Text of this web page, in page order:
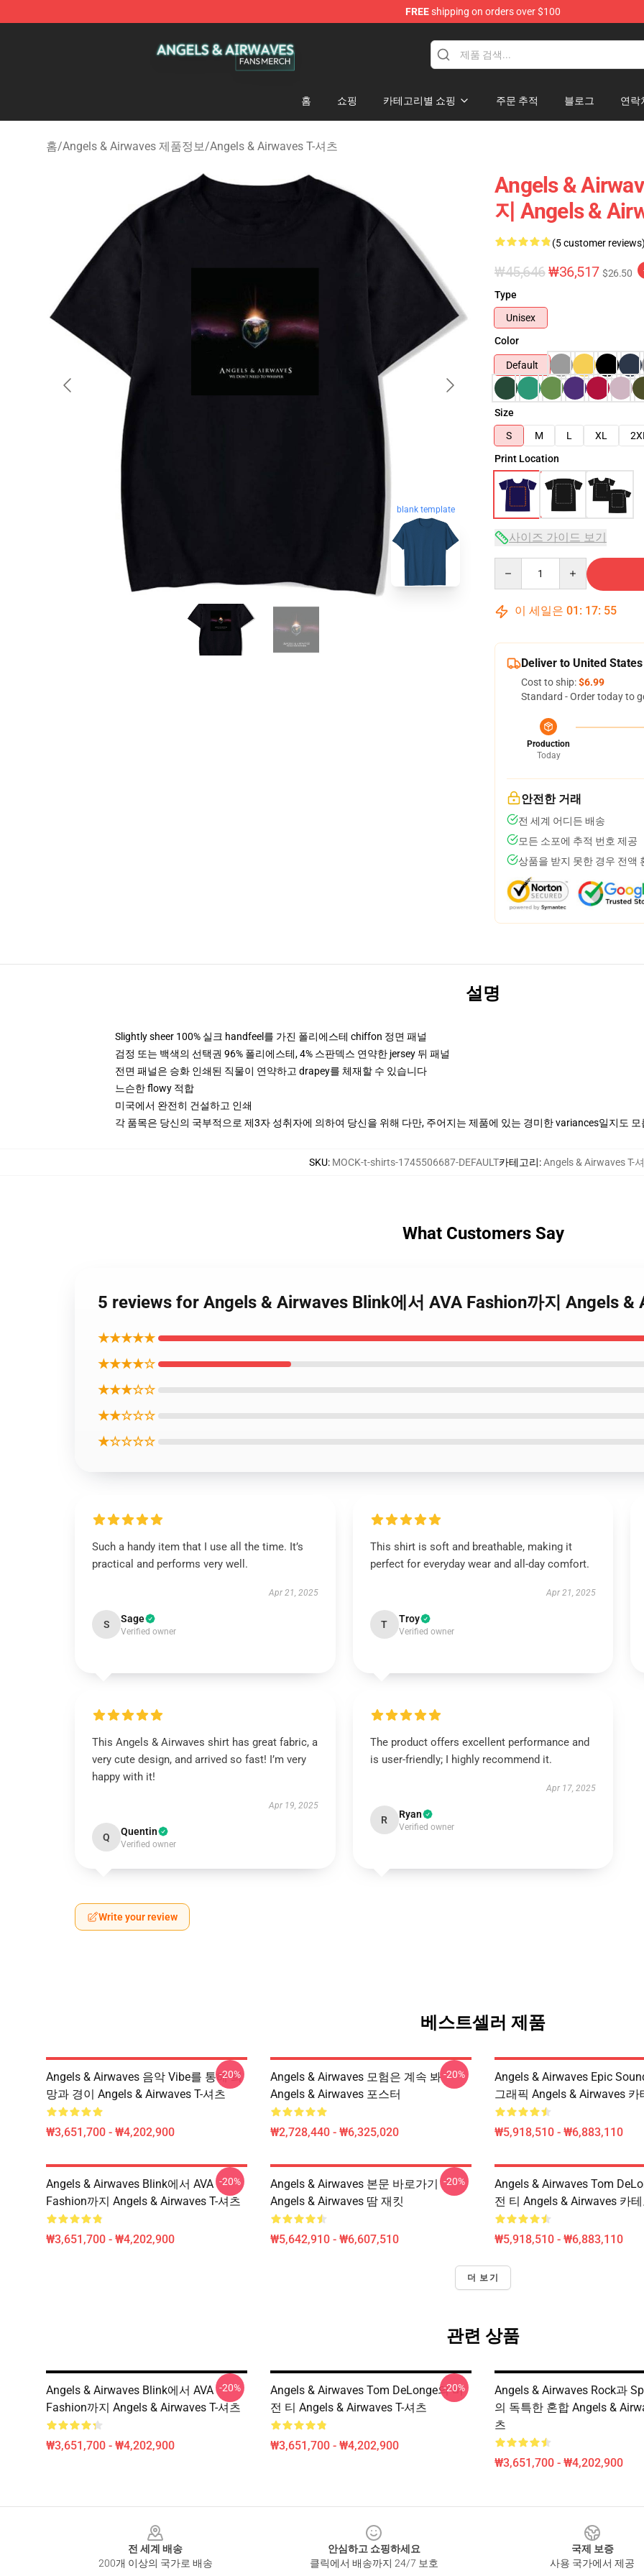
FREEshipping on orders over $100
홈 쇼핑 카테고리별 쇼핑 주문 추적 블로그 연락
홈/Angels & Airwaves 제품정보/Angels & Airwaves T-셔츠
blank template
Angels &
지 Angels &
(5 customer reviews)
₩45,646₩36,517 $26.50
Type
Unisex
Color
Default
Size
S
M L XL 2XL
Print Location
사이즈 가이드 보기
이 세일은 01 : 17: 54
Deliver to United States
Cost to ship:$6.99
Standard - Order today to
Production
Today
안전한 거래
전 세계 어디든 배송
모든 소포에 추적 번호 제공
상품을 받지 못한 경우 전액
설명
Slightly sheer 100% 실크 handfeel를 가진 폴리에스테 chiffon 정면 패널
검정 또는 백색의 선택권 96% 폴리에스테, 4% 스판덱스 연약한 jersey 뒤 패널
전면 패널은 승화 인쇄된 직물이 연약하고 drapey를 체재할 수 있습니다
느슨한 flowy 적합
미국에서 완전히 건설하고 인쇄
각 품목은 당신의 국부적으로 제3자 성취자에 의하여 당신을 위해 다만, 주어지는 제품에 있는 경미한 variances일지도
SKU: MOCK-t-shirts-1745506687-DEFAULT카테고리:Angels & Airwaves T-
What Customers Say
5 reviews for Angels & Airwaves Blink에서 AVA Fashion까지 Angels &
★★★★★
★★★★☆
★★★☆☆
★★☆☆☆
★☆☆☆☆
Such a handy item that I use all the time. It’s
practical and performs very well.
Apr 21, 2025
S Sage
Verified owner
This shirt is soft and breathable, making it
perfect for everyday wear and all-day comfort.
Apr 21, 2025
T Troy
Verified owner
This Angels & Airwaves shirt has great fabric, a
very cute design, and arrived so fast! I’m very
happy with it!
Apr 19, 2025
Q Quentin
Verified owner
The product offers excellent performance and
is user-friendly; I highly recommend it.
Apr 17, 2025
R Ryan
Verified owner
Write your review
베스트셀러 제품
Angels & Airwaves 음악 Vibe를 통해 희
망과 경이 Angels & Airwaves T-셔츠
₩3,651,700 - ₩4,202,900
-20%
Angels & Airwaves 모험은 계속 봐
Angels & Airwaves 포스터
₩2,728,440 - ₩6,325,020
-20%
Angels & Airwaves Epic
그래픽 Angels & Airwaves 카
₩5,918,510 - ₩6,883,110
Angels & Airwaves Blink에서 AVA
Fashion까지 Angels & Airwaves T-셔츠
₩3,651,700 - ₩4,202,900
-20%
Angels & Airwaves 본문 바로가기
Angels & Airwaves 땀 재킷
₩5,642,910 - ₩6,607,510
-20%
Angels & Airwaves Tom
전 티 Angels & Airwaves 카
₩5,918,510 - ₩6,883,110
더 보기
관련 상품
Angels & Airwaves Blink에서 AVA
Fashion까지 Angels & Airwaves T-셔츠
₩3,651,700 - ₩4,202,900
-20%
Angels & Airwaves Tom DeLonge의 비
전 티 Angels & Airwaves T-셔츠
₩3,651,700 - ₩4,202,900
-20%
Angels & Airwaves Rock과
의 독특한 혼합 Angels &
츠
₩3,651,700 - ₩4,202,900
전 세계 배송
200개 이상의 국가로 배송
안심하고 쇼핑하세요
클릭에서 배송까지 24/7 보호
국제 보증
사용 국가에서 제공